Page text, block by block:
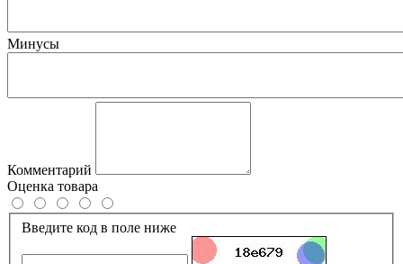
Минусы
Комментарий
Оценка товара
Введите код в поле ниже